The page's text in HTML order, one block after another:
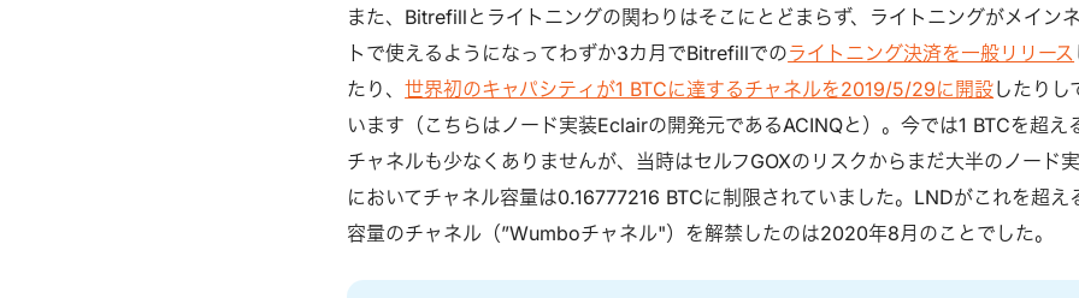
また、Bitrefillとライトニングの関わりはそこにとどまらず、ライトニングがメイン
トで使えるようになってわずか3カ月でBitrefillでのライトニング決済を一般リリース
たり、世界初のキャパシティが1 BTCに達するチャネルを2019/5/29に開設したりし
います（こちらはノード実装Eclairの開発元であるACINQと）。今では1 BTCを超え
チャネルも少なくありませんが、当時はセルフGOXのリスクからまだ大半のノード
においてチャネル容量は0.16777216 BTCに制限されていました。LNDがこれを超え
容量のチャネル（”Wumboチャネル"）を解禁したのは2020年8月のことでした。